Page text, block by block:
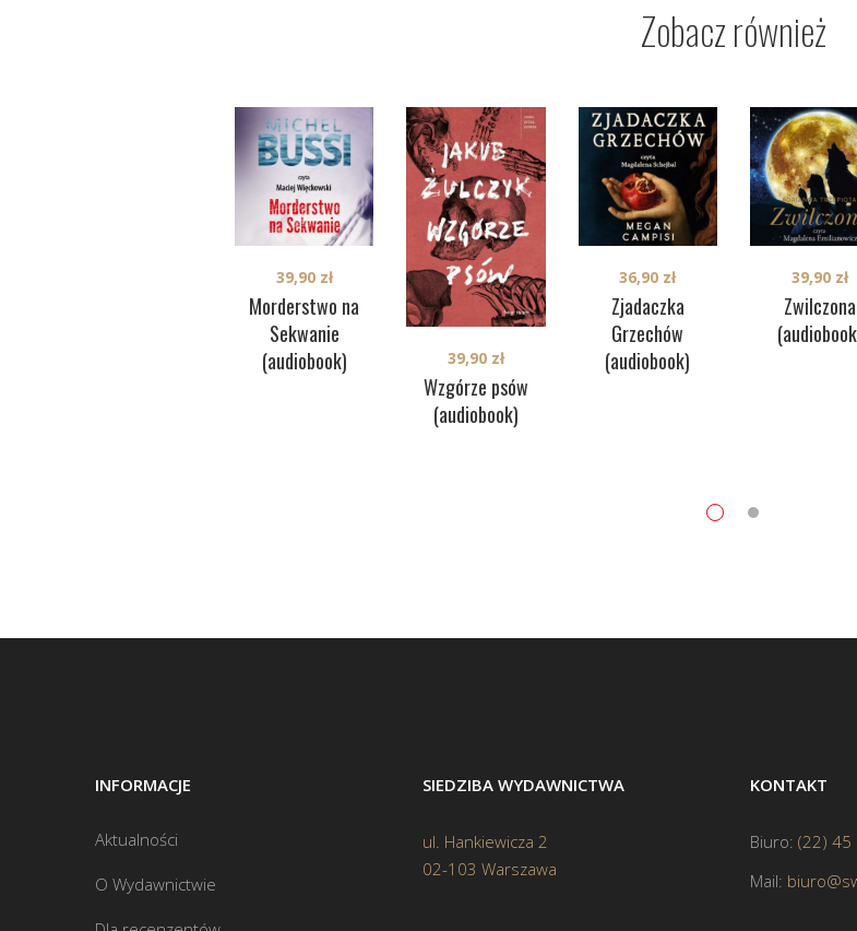
Zobacz również
Morderstwo na
Sekwanie
(audiobook)
39,90 zł
Wzgórze psów
(audiobook)
39,90 zł
Zjadaczka
Grzechów
(audiobook)
36,90 zł
Zwilczona
39,90 zł
INFORMACJE
Aktualności
O Wydawnictwie
SIEDZIBA WYDAWNICTWA
ul. Hankiewicza 2
02-103 Warszawa
KONTAKT
Biuro: (22) 45
Mail: